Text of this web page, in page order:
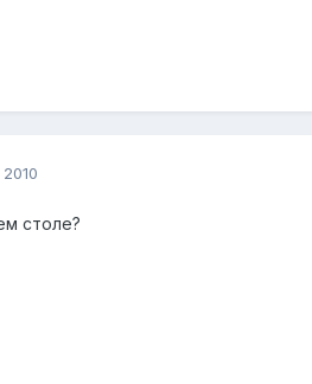
столе?